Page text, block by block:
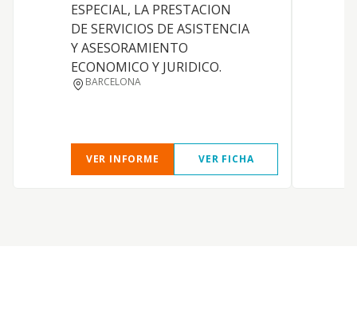
ESPECIAL, LA PRESTACION
DE SERVICIOS DE ASISTENCIA
Y ASESORAMIENTO
ECONOMICO Y JURIDICO.
BARCELONA
VER INFORME VER FICHA